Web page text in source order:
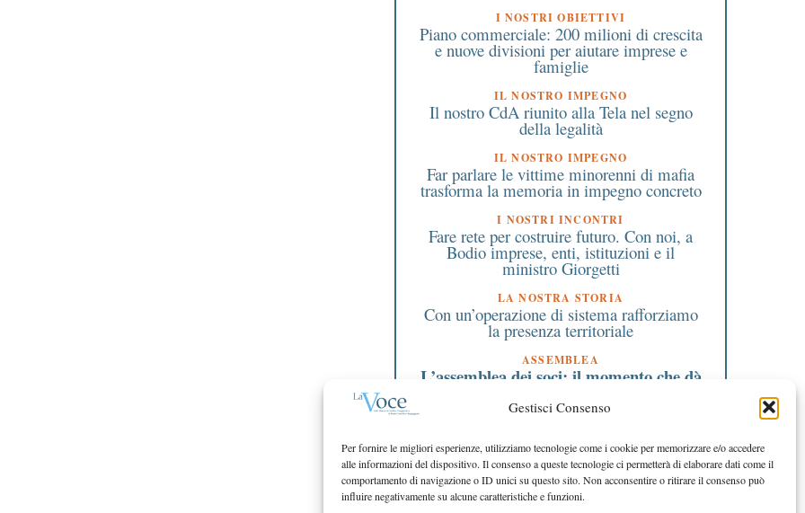
Gestisci Consenso
Per fornire le migliori esperienze, utilizziamo tecnologie come i cookie per memorizzare e/o accedere
alle informazioni del dispositivo. Il consenso a queste tecnologie ci permetterà di elaborare dati come il
comportamento di navigazione o ID unici su questo sito. Non acconsentire o ritirare il consenso può
influire negativamente su alcune caratteristiche e funzioni.
I NOSTRI OBIETTIVI
Piano commerciale: 200 milioni di crescita
e nuove divisioni per aiutare imprese e
famiglie
IL NOSTRO IMPEGNO
Il nostro CdA riunito alla Tela nel segno
della legalità
IL NOSTRO IMPEGNO
Far parlare le vittime minorenni di mafia
trasforma la memoria in impegno concreto
I NOSTRI INCONTRI
Fare rete per costruire futuro. Con noi, a
Bodio imprese, enti, istituzioni e il
ministro Giorgetti
LA NOSTRA STORIA
Con un’operazione di sistema rafforziamo
la presenza territoriale
ASSEMBLEA
L’assemblea dei soci: il momento che dà
EDITORIALE PRESIDENTE
La forza della fiducia